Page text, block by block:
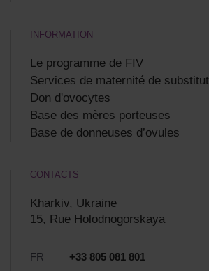
INFORMATION
Le programme de FIV
Services de maternité de
Don d'ovocytes
Base des mères porteuses
Base de donneuses d’ovules
CONTACTS
Kharkiv, Ukraine
15, Rue Holodnogorskaya
FR +33 805 081 801